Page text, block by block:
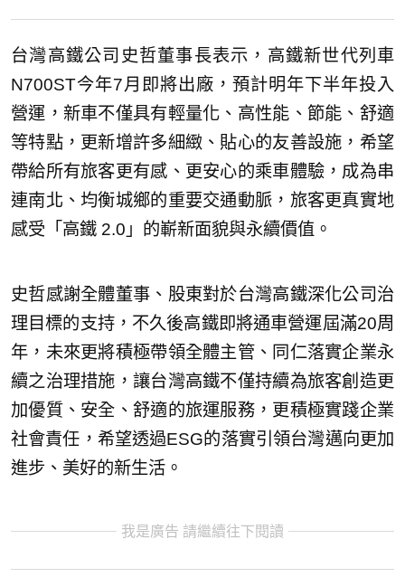
台灣高鐵公司史哲董事長表示，高鐵新世代列車
N700ST今年7月即將出廠，預計明年下半年投入
營運，新車不僅具有輕量化、高性能、節能、舒適
等特點，更新增許多細緻、貼心的友善設施，希望
帶給所有旅客更有感、更安心的乘車體驗，成為串
連南北、均衡城鄉的重要交通動脈，旅客更真實地
感受「高鐵 2.0」的嶄新面貌與永續價值。
史哲感謝全體董事、股東對於台灣高鐵深化公司治
理目標的支持，不久後高鐵即將通車營運屆滿20周
年，未來更將積極帶領全體主管、同仁落實企業永
續之治理措施，讓台灣高鐵不僅持續為旅客創造更
加優質、安全、舒適的旅運服務，更積極實踐企業
社會責任，希望透過ESG的落實引領台灣邁向更加
進步、美好的新生活。
我是廣告 請繼續往下閱讀